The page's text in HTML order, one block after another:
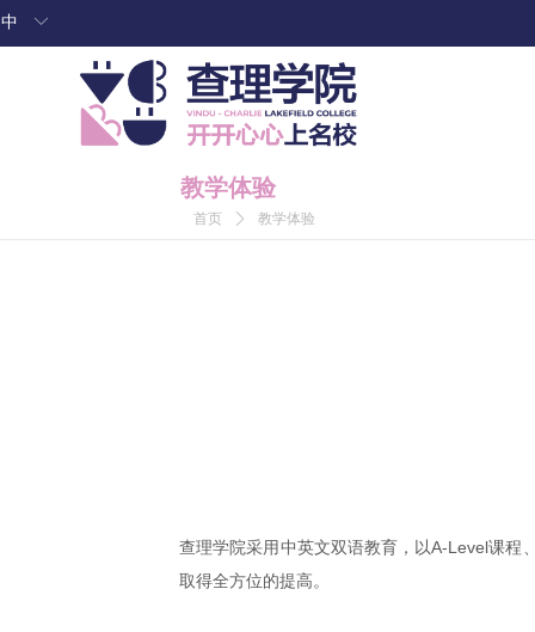
ꀅ
中
查理学院采用中英文双语教育，以A-Level课程
取得全方位的提高。
首页 ꄲ 教学体验
教学体验